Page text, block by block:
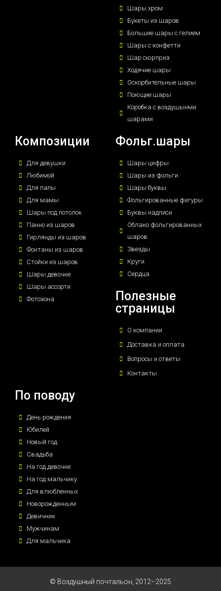
Шары хром
Букеты из шаров
Большие шары с гелием
Шары с конфетти
Шар сюрприз
Ходячие шары
Оскорбительные шары
Поющие шары
Коробка с воздушынми
шарами
Композиции
Для девушки
Любимой
Для папы
Для мамы
Шары под потолок
Панно из шаров
Гирлянды из шаров
Фонтаны из шаров
Стойки из шаров
Шары девочке
Шары ассорти
Фотозона
Фольг.шары
Шары цифры
Шары из фольги
Шары буквы
Фольгированные фигуры
Буквы надписи
Облако фольгированных
шаров
Звезды
Круги
Сердца
Полезные
страницы
О компании
Доставка и оплата
Вопросы и ответы
Контакты
По поводу
День рождения
Юбилей
Новый год
Свадьба
На год девочке
На год мальчику
Для влюбленных
Новорожденным
Девичник
Мужчинам
Для мальчика
© Воздушный почтальон, 2012–2025